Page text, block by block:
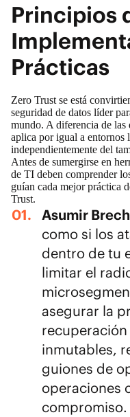
Principios
Prácticas
Zero Trust se está
seguridad de datos líder
mundo. A diferencia de las
aplica por igual a entornos
independientemente del
Antes de sumergirse en
de TI deben comprender
guían cada mejor práctica
Trust.
Asumir
como si los
dentro de tu
limitar el
asegurar la
inmutables,
guiones de
operaciones
compromiso.